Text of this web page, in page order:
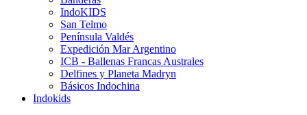
IndoKIDS
San Telmo
Península Valdés
Expedición Mar Argentino
ICB - Ballenas Francas Australes
Delfines y Planeta Madryn
Básicos Indochina
Indokids